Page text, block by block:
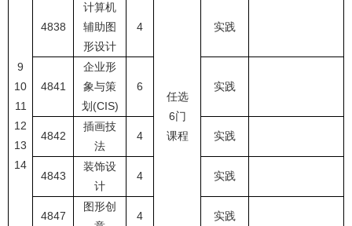
9
10
11
12
13
14
任选
6门
课程
4838
计算机
辅助图
形设计
4 实践
4841
企业形
象与策
划(CIS)
6 实践
4842
插画技
法
4 实践
4843
装饰设
计
4 实践
4847
图形创
4 实践